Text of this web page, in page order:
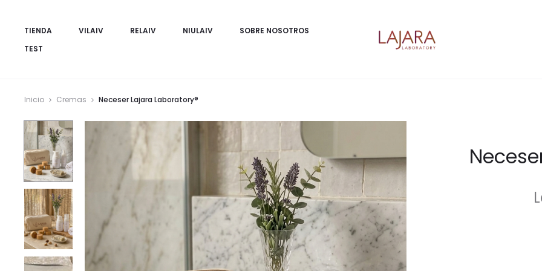
TIENDA VILAIV RELAIV NIULAIV
SOBRE NOSOTROS
TEST
Inicio Cremas Neceser Lajara Laboratory®